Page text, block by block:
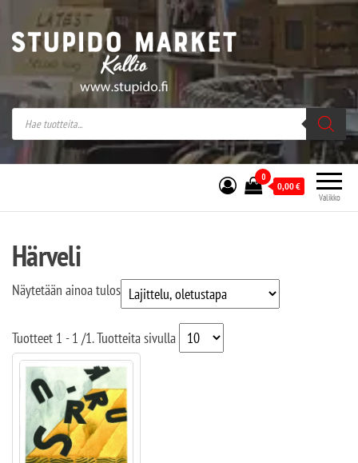
Stupido Market – verkossa ja kivijalassa
Stupido Market on vaihtoehtomusaan
erikoistunut verkko- sekä
kivijalkakauppa Helsingissä Kallion
sydämessä.
Valikko
0
0,00€
Härveli
Näytetään ainoa tulos
Tuotteet 1 - 1 /1. Tuotteita sivulla